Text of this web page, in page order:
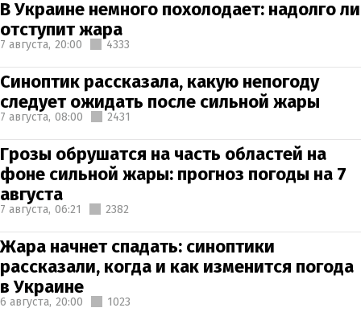
В Украине немного похолодает: надолго ли
отступит жара
7 августа, 20:00 4333
Синоптик рассказала, какую непогоду
следует ожидать после сильной жары
7 августа, 08:00 2431
Грозы обрушатся на часть областей на
фоне сильной жары: прогноз погоды на 7
августа
7 августа, 06:21 2382
Жара начнет спадать: синоптики
рассказали, когда и как изменится погода
в Украине
6 августа, 20:00 1023